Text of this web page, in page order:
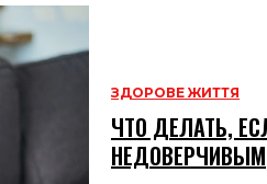
ЗДОРОВЕ ЖИТТЯ
ЧТО ДЕЛАТЬ,
НЕДОВЕРЧИВЫМ